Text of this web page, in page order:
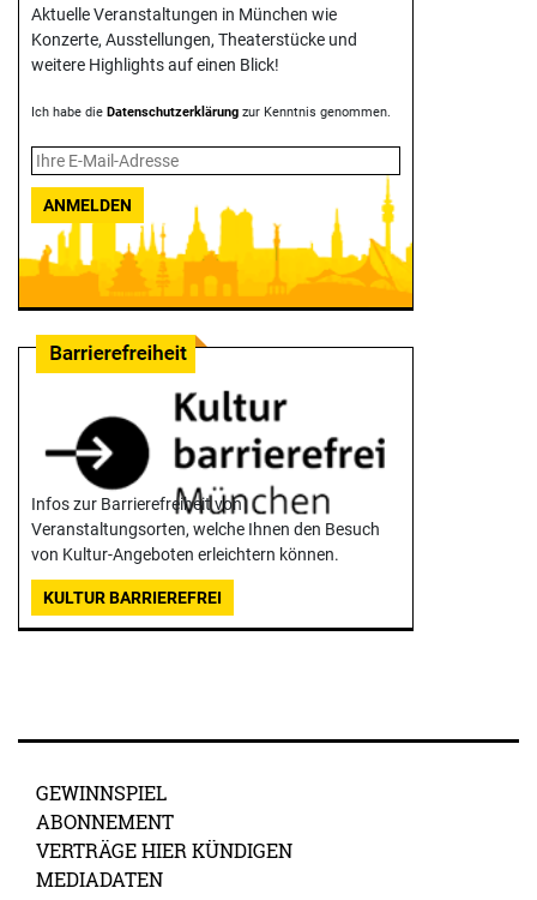
Aktuelle Veranstaltungen in München wie
Konzerte, Ausstellungen, Theater­stücke und
weitere Highlights auf einen Blick!
Ich habe die Datenschutzerklärung zur Kenntnis genommen.
ANMELDEN
Infos zur Barrierefreiheit von
Veranstaltungsorten, welche Ihnen den Besuch
von Kultur-Angeboten erleichtern können.
KULTUR BARRIEREFREI
GEWINNSPIEL
ABONNEMENT
VERTRÄGE HIER KÜNDIGEN
MEDIADATEN